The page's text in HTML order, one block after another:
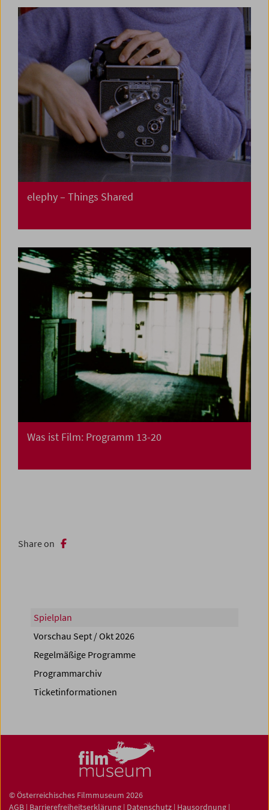
elephy – Things Shared
Was ist Film: Programm 13-20
Share on
Spielplan
Vorschau Sept / Okt 2026
Regelmäßige Programme
Programmarchiv
Ticketinformationen
© Österreichisches Filmmuseum 2026
AGB | Barrierefreiheitserklärung | Datenschutz | Hausordnung |